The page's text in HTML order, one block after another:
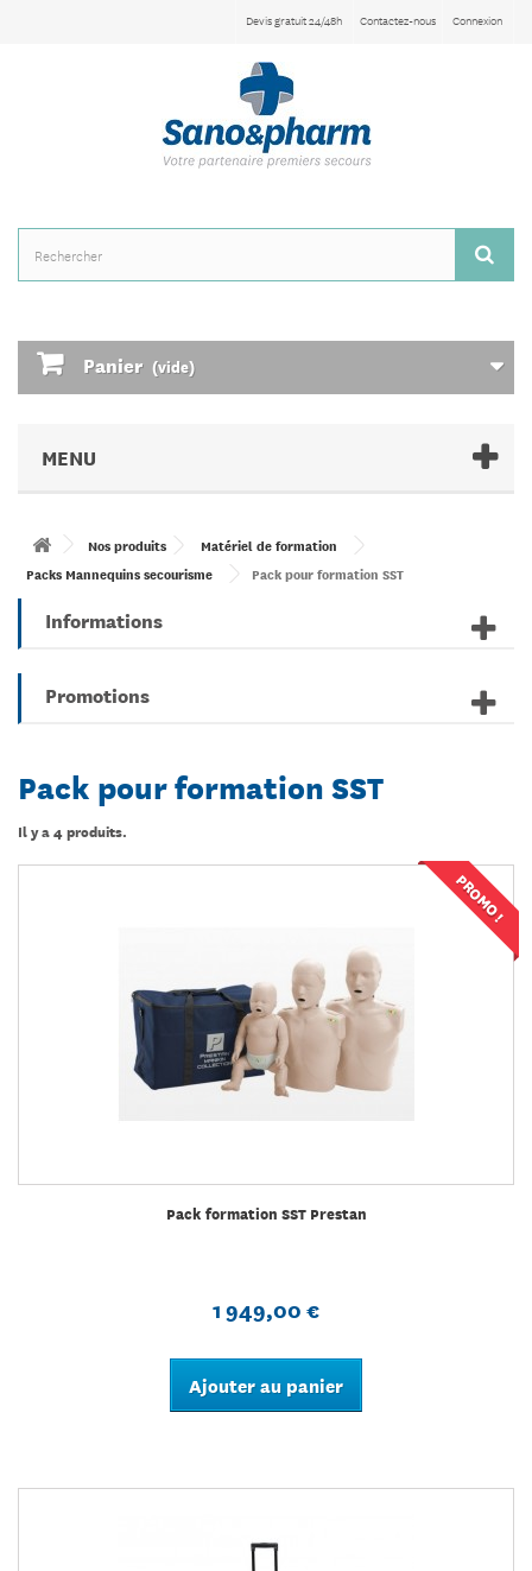
Connexion
Contactez-nous
Devis gratuit 24/48h
Panier (vide)
MENU
Nos produits
Matériel de formation
Packs Mannequins secourisme
Pack pour formation SST
Informations
Promotions
Pack pour formation SST
Il y a 4 produits.
PROMO !
Pack formation SST Prestan
1 949,00 €
Ajouter au panier